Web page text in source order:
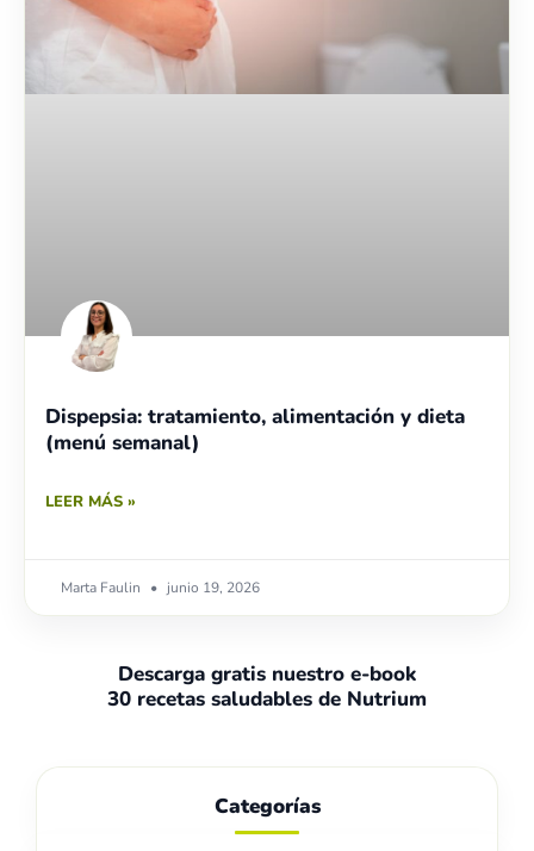
Dispepsia: tratamiento, alimentación y dieta
(menú semanal)
LEER MÁS »
Marta Faulin junio 19, 2026
Descarga gratis nuestro e-book
30 recetas saludables de Nutrium
Categorías